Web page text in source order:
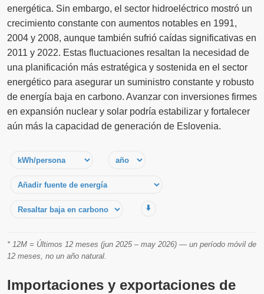
energética. Sin embargo, el sector hidroeléctrico mostró un
crecimiento constante con aumentos notables en 1991,
2004 y 2008, aunque también sufrió caídas significativas en
2011 y 2022. Estas fluctuaciones resaltan la necesidad de
una planificación más estratégica y sostenida en el sector
energético para asegurar un suministro constante y robusto
de energía baja en carbono. Avanzar con inversiones firmes
en expansión nuclear y solar podría estabilizar y fortalecer
aún más la capacidad de generación de Eslovenia.
⬇️
* 12M = Últimos 12 meses (jun 2025 – may 2026) — un período móvil de
12 meses, no un año natural.
Importaciones y exportaciones de